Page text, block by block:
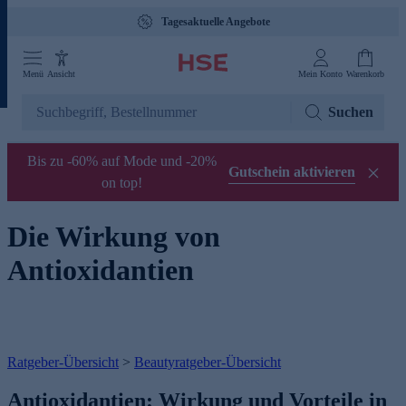
Tagesaktuelle Angebote
Menü Ansicht Mein Konto Warenkorb
Suchen
Bis zu -60% auf Mode und -20%
on top!
Gutschein aktivieren
Die Wirkung von
Antioxidantien
Ratgeber-Übersicht > Beautyratgeber-Übersicht
Antioxidantien: Wirkung und Vorteile in